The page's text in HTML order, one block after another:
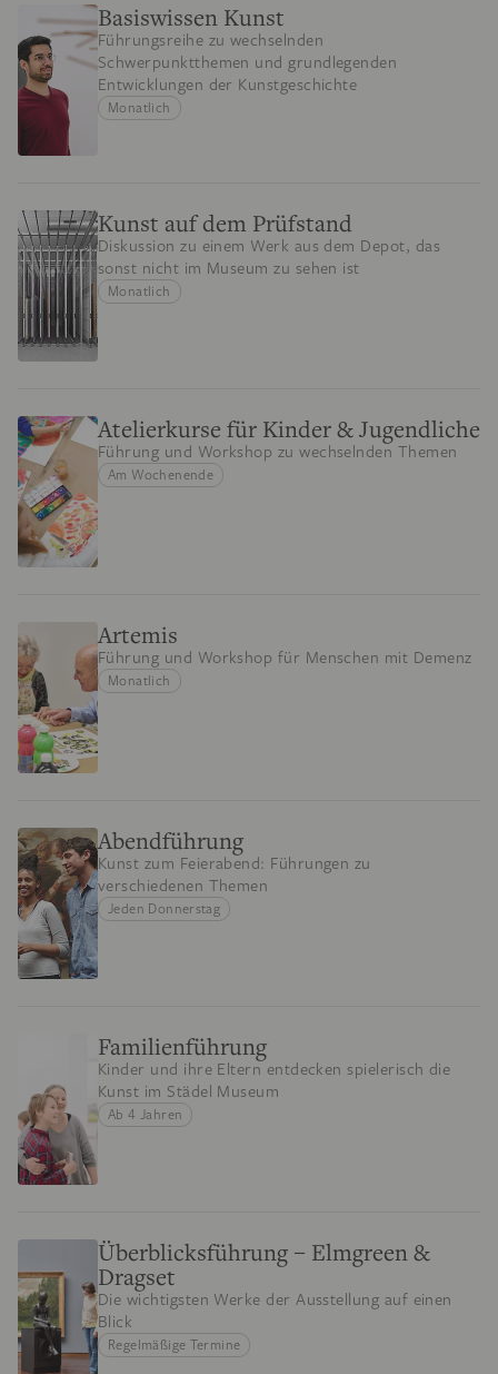
Basiswissen Kunst
Führungsreihe zu wechselnden
Schwerpunktthemen und grundlegenden
Entwicklungen der Kunstgeschichte
Monatlich
Kunst auf dem Prüfstand
Diskussion zu einem Werk aus dem Depot, das
sonst nicht im Museum zu sehen ist
Monatlich
Atelierkurse für Kinder & Jugendliche
Führung und Workshop zu wechselnden Themen
Am Wochenende
Artemis
Führung und Workshop für Menschen mit Demenz
Monatlich
Abendführung
Kunst zum Feierabend: Führungen zu
verschiedenen Themen
Jeden Donnerstag
Familienführung
Kinder und ihre Eltern entdecken spielerisch die
Kunst im Städel Museum
Ab 4 Jahren
Überblicksführung – Elmgreen &
Dragset
Die wichtigsten Werke der Ausstellung auf einen
Blick
Regelmäßige Termine